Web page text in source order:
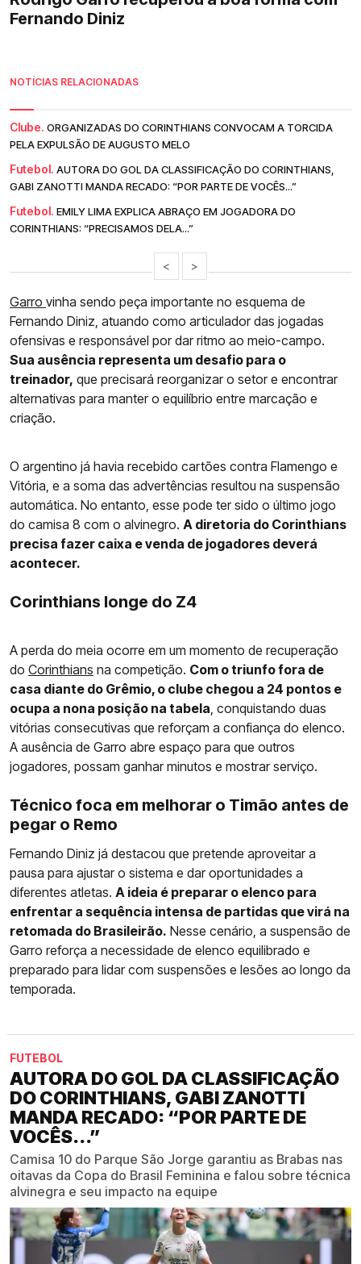
Fernando Diniz
NOTÍCIAS RELACIONADAS
Clube. ORGANIZADAS DO CORINTHIANS CONVOCAM A TORCIDA
PELA EXPULSÃO DE AUGUSTO MELO
Futebol. AUTORA DO GOL DA CLASSIFICAÇÃO DO CORINTHIANS,
GABI ZANOTTI MANDA RECADO: “POR PARTE DE VOCÊS...”
Futebol. EMILY LIMA EXPLICA ABRAÇO EM JOGADORA DO
CORINTHIANS: “PRECISAMOS DELA...”
< >
Garro vinha sendo peça importante no esquema de
Fernando Diniz, atuando como articulador das jogadas
ofensivas e responsável por dar ritmo ao meio-campo.
Sua ausência representa um desafio para o
treinador, que precisará reorganizar o setor e encontrar
alternativas para manter o equilíbrio entre marcação e
criação.
O argentino já havia recebido cartões contra Flamengo e
Vitória, e a soma das advertências resultou na suspensão
automática. No entanto, esse pode ter sido o último jogo
do camisa 8 com o alvinegro. A diretoria do Corinthians
precisa fazer caixa e venda de jogadores deverá
acontecer.
Corinthians longe do Z4
A perda do meia ocorre em um momento de recuperação
do Corinthians na competição. Com o triunfo fora de
casa diante do Grêmio, o clube chegou a 24 pontos e
ocupa a nona posição na tabela , conquistando duas
vitórias consecutivas que reforçam a confiança do elenco.
A ausência de Garro abre espaço para que outros
jogadores, possam ganhar minutos e mostrar serviço.
Técnico foca em melhorar o Timão antes de
pegar o Remo
Fernando Diniz já destacou que pretende aproveitar a
pausa para ajustar o sistema e dar oportunidades a
diferentes atletas. A ideia é preparar o elenco para
enfrentar a sequência intensa de partidas que virá na
retomada do Brasileirão. Nesse cenário, a suspensão de
Garro reforça a necessidade de elenco equilibrado e
preparado para lidar com suspensões e lesões ao longo da
temporada.
FUTEBOL
AUTORA DO GOL DA CLASSIFICAÇÃO
DO CORINTHIANS, GABI ZANOTTI
MANDA RECADO: “POR PARTE DE
VOCÊS...”
Camisa 10 do Parque São Jorge garantiu as Brabas nas
oitavas da Copa do Brasil Feminina e falou sobre técnica
alvinegra e seu impacto na equipe